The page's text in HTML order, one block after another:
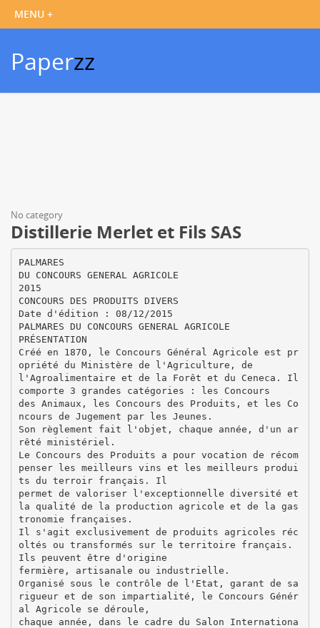
Paperzz
No category
Distillerie Merlet et Fils SAS
PALMARES
DU CONCOURS GENERAL AGRICOLE
2015
CONCOURS DES PRODUITS DIVERS
Date d'édition : 08/12/2015
PALMARES DU CONCOURS GENERAL AGRICOLE
PRÉSENTATION
Créé en 1870, le Concours Général Agricole est pr
opriété du Ministère de l'Agriculture, de
l'Agroalimentaire et de la Forêt et du Ceneca. Il
comporte 3 grandes catégories : les Concours
des Animaux, les Concours des Produits, et les Co
ncours de Jugement par les Jeunes.
Son règlement fait l'objet, chaque année, d'un ar
rêté ministériel.
Le Concours des Produits a pour vocation de récom
penser les meilleurs vins et les meilleurs produi
ts du terroir français. Il
permet de valoriser l'exceptionnelle diversité et
la qualité de la production agricole et de la gas
tronomie françaises.
Il s'agit exclusivement de produits agricoles réc
oltés ou transformés sur le territoire français.
Ils peuvent être d'origine
fermière, artisanale ou industrielle.
Organisé sous le contrôle de l'Etat, garant de sa
rigueur et de son impartialité, le Concours Génér
al Agricole se déroule,
chaque année, dans le cadre du Salon Internationa